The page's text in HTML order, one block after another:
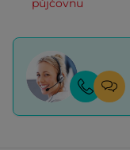
půjčovnu